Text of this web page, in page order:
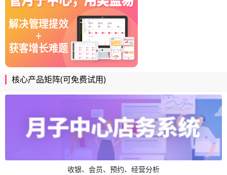
核心产品矩阵(可免费试用)
收银、会员、预约、经营分析